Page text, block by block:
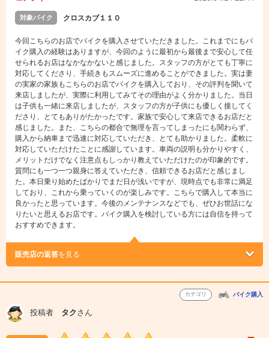
対象バイク クロスカブ１１０
今回こちらのお店でバイクを購入させていただきました。これまでにもバ
イク購入の経験はありますが、今回のように最初から最後まで安心して任
せられるお店はなかなかないと感じました。スタッフの方がとても丁寧に
対応してくださり、手続きもスムーズに進めることができました。実は妻
の実家の家族もこちらのお店でバイクを購入しており、その評判を聞いて
来店しましたが、実際に利用してみてその理由がよく分かりました。当日
は子供も一緒に来店しましたが、スタッフの方が子供にも優しく接してく
ださり、とてもありがたかったです。家族で安心して来店できるお店だと
感じました。また、こちらの都合で無理を言ってしまったにも関わらず、
購入から納車まで迅速に対応していただき、とても助かりました。柔軟に
対応していただけたことに感謝しています。車両の説明も分かりやすく、
メリットだけでなく注意点もしっかり教えていただけたのが印象的です。
質問にも一つ一つ親身に答えていただき、信頼できるお店だと感じまし
た。本日乗り始めたばかりでまだ日が浅いですが、現時点でも非常に満足
しており、これから乗っていくのが楽しみです。こちらで購入して本当に
良かったと思っています。今後のメンテナンスなどでも、ぜひお世話にな
りたいと思えるお店です。バイク購入を検討している方には自信を持って
おすすめできます。
販売店の返答を見る
カテゴリ バイク購入
投稿者 タクさん